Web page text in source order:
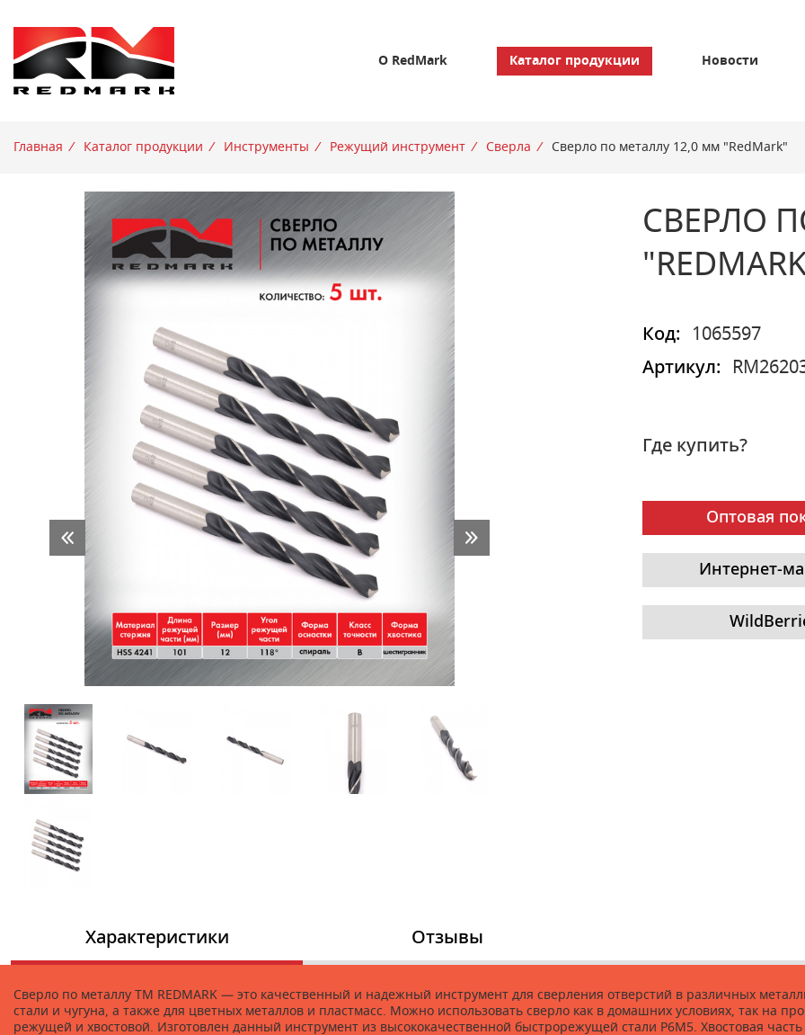
О RedMark Каталог продукции Новости
Главная / Каталог продукции / Инструменты / Режущий инструмент / Сверла / Сверло по металлу 12,0 мм "RedMark"
СВЕРЛО
Код:
1065597
Артикул:
Где купить?
Оптовая
Интернет-
Характеристики
Сверло по металлу ТМ REDMARK — это качественный и надежный инструмент для сверления отверстий в различных
стали и чугуна, а также для цветных металлов и пластмасс. Можно использовать сверло как в домашних условиях, так на
режущей и хвостовой. Изготовлен данный инструмент из высококачественной быстрорежущей стали P6M5. Хвостовая
Отзывы